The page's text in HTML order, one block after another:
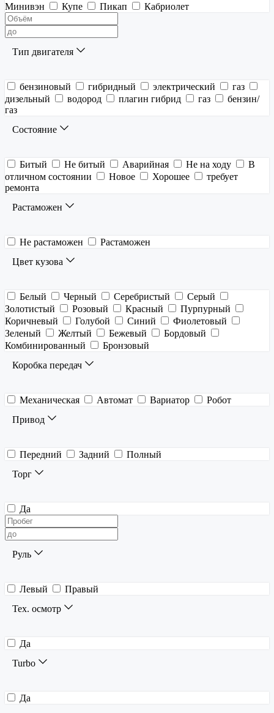
Минивэн
Купе Пикап Кабриолет
Тип двигателя
бензиновый гибридный электрический
газ
дизельный
водород плагин гибрид газ
бензин/
газ
Состояние
Битый Не битый Аварийная Не на ходу
В
отличном состоянии
Новое Хорошее
требует
ремонта
Растаможен
Не растаможен
Растаможен
Цвет кузова
Белый Черный Серебристый
Серый
Золотистый
Розовый Красный
Пурпурный
Коричневый
Голубой Синий
Фиолетовый
Зеленый
Желтый Бежевый
Бордовый
Комбинированный
Бронзовый
Коробка передач
Механическая Автомат Вариатор
Робот
Привод
Передний Задний
Полный
Торг
Да
Руль
Левый
Правый
Тех. осмотр
Да
Turbo
Да